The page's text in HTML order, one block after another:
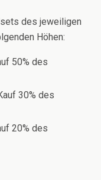
des jeweiligen
Höhen:
50% des
30% des
20% des